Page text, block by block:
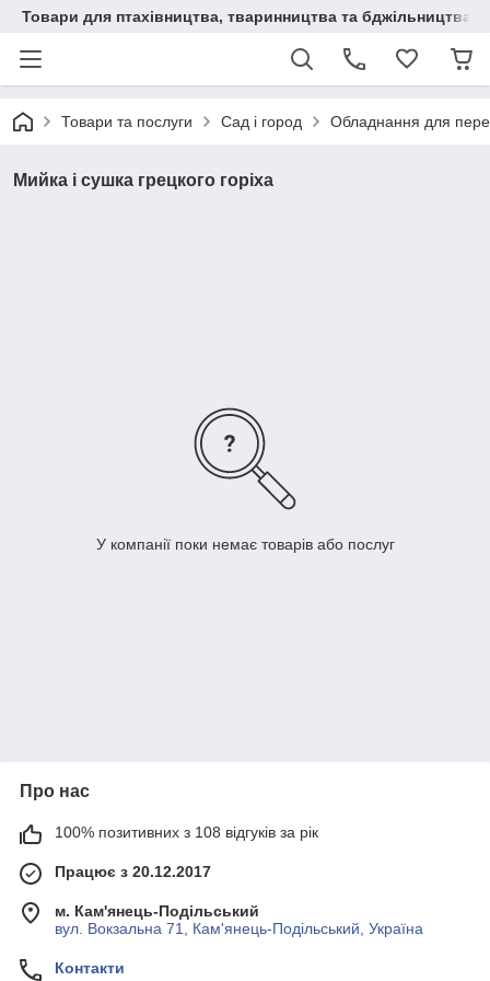
Товари для птахівництва, тваринництва та бджільництва
Товари та послуги Сад і город Обладнання для
Мийка і сушка грецкого горіха
У компанії поки немає товарів або послуг
Про нас
100% позитивних з 108 відгуків за рік
Працює з 20.12.2017
м. Кам'янець-Подільський
вул. Вокзальна 71, Кам'янець-Подільський, Україна
Контакти